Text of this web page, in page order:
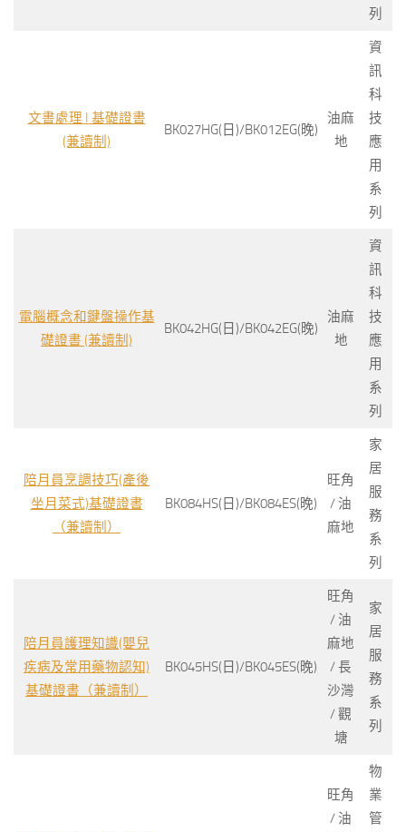
列
文書處理 I 基礎證書
(兼讀制)
BK027HG(日)/BK012EG(晚)
油麻
地
資
訊
科
技
應
用
系
列
電腦概念和鍵盤操作基
礎證書 (兼讀制)
BK042HG(日)/BK042EG(晚)
油麻
地
資
訊
科
技
應
用
系
列
陪月員烹調技巧(產後
坐月菜式)基礎證書
（兼讀制）
BK084HS(日)/BK084ES(晚)
旺角
/ 油
麻地
家
居
服
務
系
列
陪月員護理知識(嬰兒
疾病及常用藥物認知)
基礎證書（兼讀制）
BK045HS(日)/BK045ES(晚)
旺角
/ 油
麻地
/ 長
沙灣
/ 觀
塘
家
居
服
務
系
列
旺角
/ 油
物
業
管